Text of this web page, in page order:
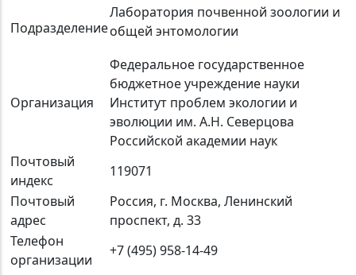
Подразделение
Лаборатория почвенной зоологии и
общей энтомологии
Организация
Федеральное государственное
бюджетное учреждение науки
Институт проблем экологии и
эволюции им. А.Н. Северцова
Российской академии наук
Почтовый
индекс
119071
Почтовый
адрес
Россия, г. Москва, Ленинский
проспект, д. 33
Телефон
организации
+7 (495) 958-14-49